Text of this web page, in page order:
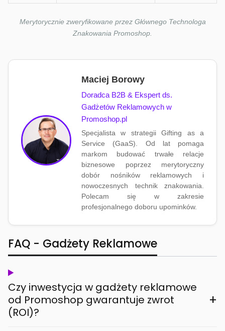
Merytorycznie zweryfikowane przez Głównego Technologa
Znakowania Promoshop.
Maciej Borowy
Doradca B2B & Ekspert ds.
Gadżetów Reklamowych w
Promoshop.pl
Specjalista w strategii Gifting as a
Service (GaaS). Od lat pomaga
markom budować trwałe relacje
biznesowe poprzez merytoryczny
dobór nośników reklamowych i
nowoczesnych technik znakowania.
Polecam się w zakresie
profesjonalnego doboru upominków.
FAQ - Gadżety Reklamowe
Czy inwestycja w gadżety reklamowe
od Promoshop gwarantuje zwrot
(ROI)?
+